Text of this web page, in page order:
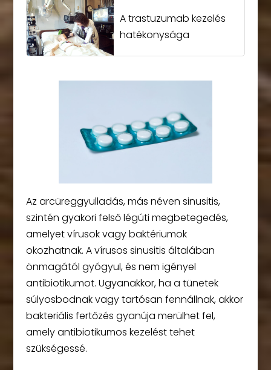
A trastuzumab kezelés
hatékonysága
Az arcüreggyulladás, más néven sinusitis,
szintén gyakori felső légúti megbetegedés,
amelyet vírusok vagy baktériumok
okozhatnak. A vírusos sinusitis általában
önmagától gyógyul, és nem igényel
antibiotikumot. Ugyanakkor, ha a tünetek
súlyosbodnak vagy tartósan fennállnak, akkor
bakteriális fertőzés gyanúja merülhet fel,
amely antibiotikumos kezelést tehet
szükségessé.